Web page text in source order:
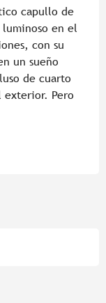
capullo de
en el
con su
un sueño
de cuarto
exterior. Pero